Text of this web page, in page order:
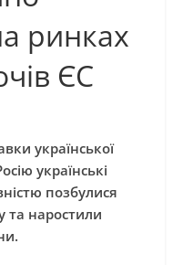
ринках
ЄС
української
українські
позбулися
та наростили